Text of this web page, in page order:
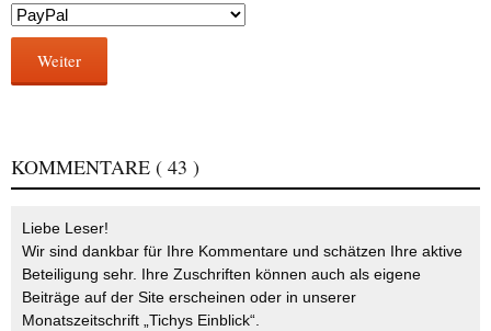
Weiter
KOMMENTARE ( 43 )
Liebe Leser!
Wir sind dankbar für Ihre Kommentare und schätzen Ihre aktive
Beteiligung sehr. Ihre Zuschriften können auch als eigene
Beiträge auf der Site erscheinen oder in unserer
Monatszeitschrift „Tichys Einblick“.